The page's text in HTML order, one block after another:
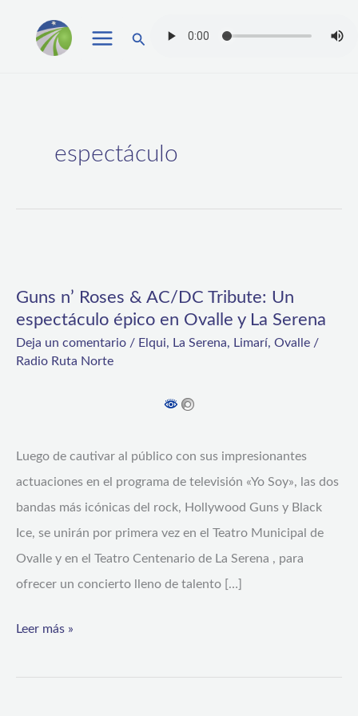
Buscar
espectáculo
Guns n’ Roses & AC/DC Tribute: Un
espectáculo épico en Ovalle y La Serena
Deja un comentario / Elqui, La Serena, Limarí, Ovalle /
Radio Ruta Norte
Luego de cautivar al público con sus impresionantes
actuaciones en el programa de televisión «Yo Soy», las dos
bandas más icónicas del rock, Hollywood Guns y Black
Ice, se unirán por primera vez en el Teatro Municipal de
Ovalle y en el Teatro Centenario de La Serena , para
ofrecer un concierto lleno de talento […]
Roses
AC/DC
épico
en
Ovalle
y
La
Serena
Leer más »